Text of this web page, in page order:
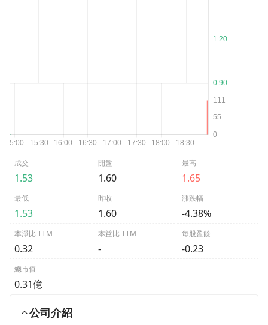
成交
1.53
開盤
1.60
最高
1.65
最低
1.53
昨收
1.60
漲跌幅
-4.38%
本淨比 TTM
0.32
本益比 TTM
-
每股盈餘
-0.23
總市值
0.31億
公司介紹